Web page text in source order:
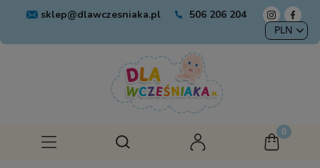
sklep@dlawczesniaka.pl 506 206 204